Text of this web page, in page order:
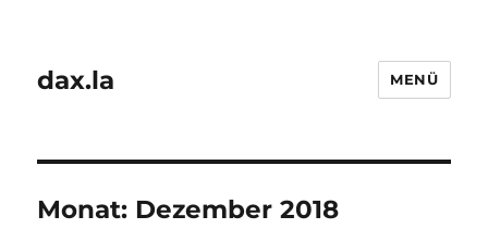
dax.la MENÜ
Monat: Dezember 2018